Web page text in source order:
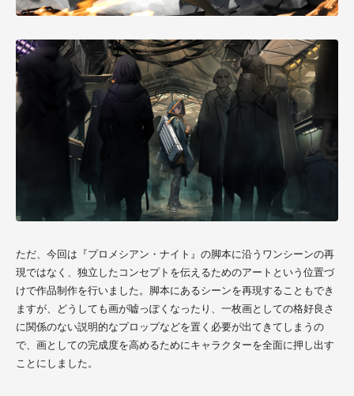
ただ、今回は『プロメシアン・ナイト』の脚本に沿うワンシーンの再
現ではなく、独立したコンセプトを伝えるためのアートという位置づ
けで作品制作を行いました。脚本にあるシーンを再現することもでき
ますが、どうしても画が嘘っぽくなったり、一枚画としての格好良さ
に関係のない説明的なプロップなどを置く必要が出てきてしまうの
で、画としての完成度を高めるためにキャラクターを全面に押し出す
ことにしました。